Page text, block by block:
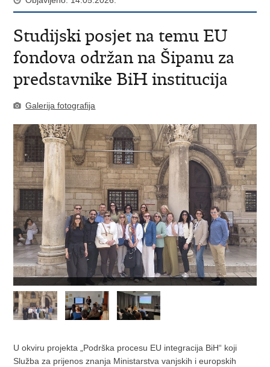
Studijski posjet na temu EU
fondova održan na Šipanu za
predstavnike BiH institucija
Galerija fotografija
U okviru projekta „Podrška procesu EU integracija BiH“ koji
Služba za prijenos znanja Ministarstva vanjskih i europskih